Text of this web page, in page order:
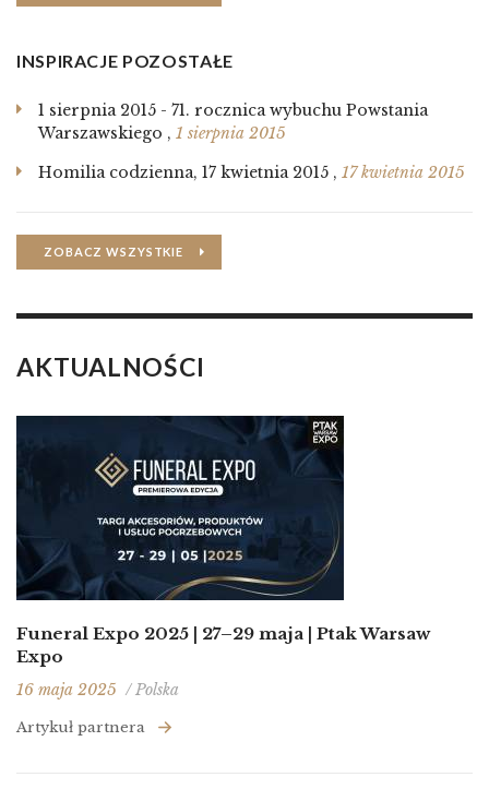
INSPIRACJE POZOSTAŁE
1 sierpnia 2015 - 71. rocznica wybuchu Powstania
Warszawskiego , 1 sierpnia 2015
Homilia codzienna, 17 kwietnia 2015 , 17 kwietnia 2015
ZOBACZ WSZYSTKIE
AKTUALNOŚCI
Funeral Expo 2025 | 27–29 maja | Ptak Warsaw
Expo
16 maja 2025 / Polska
Artykuł partnera